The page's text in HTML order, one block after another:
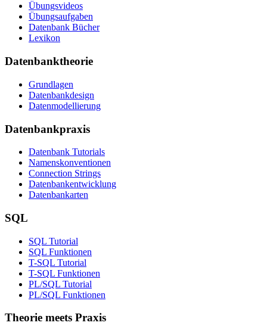
Übungsvideos
Übungsaufgaben
Datenbank Bücher
Lexikon
Datenbanktheorie
Grundlagen
Datenbankdesign
Datenmodellierung
Datenbankpraxis
Datenbank Tutorials
Namenskonventionen
Connection Strings
Datenbankentwicklung
Datenbankarten
SQL
SQL Tutorial
SQL Funktionen
T-SQL Tutorial
T-SQL Funktionen
PL/SQL Tutorial
PL/SQL Funktionen
Theorie meets Praxis